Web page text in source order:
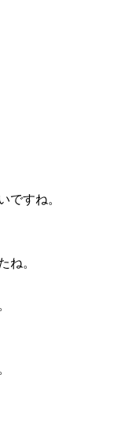
ですね。
ね。